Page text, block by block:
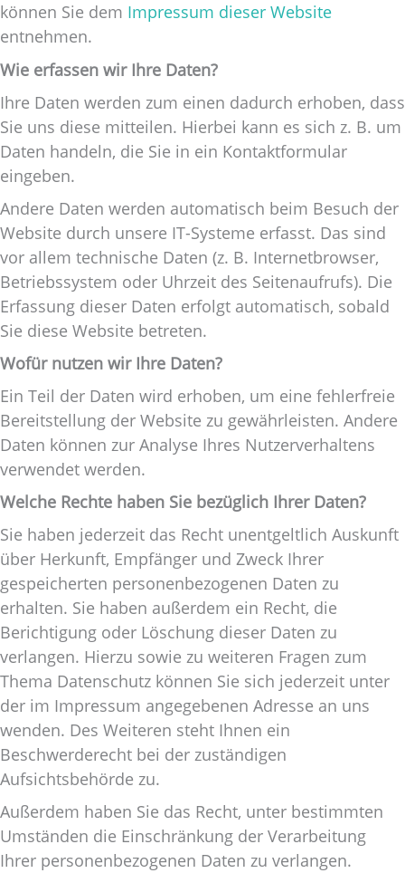
können Sie dem Impressum dieser Website
entnehmen.
Wie erfassen wir Ihre Daten?
Ihre Daten werden zum einen dadurch erhoben, dass
Sie uns diese mitteilen. Hierbei kann es sich z. B. um
Daten handeln, die Sie in ein Kontaktformular
eingeben.
Andere Daten werden automatisch beim Besuch der
Website durch unsere IT-Systeme erfasst. Das sind
vor allem technische Daten (z. B. Internetbrowser,
Betriebssystem oder Uhrzeit des Seitenaufrufs). Die
Erfassung dieser Daten erfolgt automatisch, sobald
Sie diese Website betreten.
Wofür nutzen wir Ihre Daten?
Ein Teil der Daten wird erhoben, um eine fehlerfreie
Bereitstellung der Website zu gewährleisten. Andere
Daten können zur Analyse Ihres Nutzerverhaltens
verwendet werden.
Welche Rechte haben Sie bezüglich Ihrer Daten?
Sie haben jederzeit das Recht unentgeltlich Auskunft
über Herkunft, Empfänger und Zweck Ihrer
gespeicherten personenbezogenen Daten zu
erhalten. Sie haben außerdem ein Recht, die
Berichtigung oder Löschung dieser Daten zu
verlangen. Hierzu sowie zu weiteren Fragen zum
Thema Datenschutz können Sie sich jederzeit unter
der im Impressum angegebenen Adresse an uns
wenden. Des Weiteren steht Ihnen ein
Beschwerderecht bei der zuständigen
Aufsichtsbehörde zu.
Außerdem haben Sie das Recht, unter bestimmten
Umständen die Einschränkung der Verarbeitung
Ihrer personenbezogenen Daten zu verlangen.